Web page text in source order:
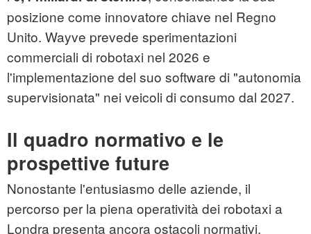
posizione come innovatore chiave nel Regno
Unito. Wayve prevede sperimentazioni
commerciali di robotaxi nel 2026 e
l'implementazione del suo software di "autonomia
supervisionata" nei veicoli di consumo dal 2027.
Il quadro normativo e le
prospettive future
Nonostante l'entusiasmo delle aziende, il
percorso per la piena operatività dei robotaxi a
Londra presenta ancora ostacoli normativi.